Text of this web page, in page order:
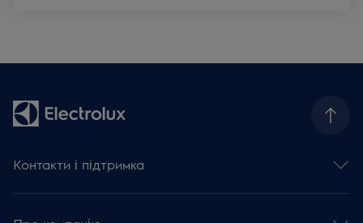
Контакти і підтримка
Сервісні питання